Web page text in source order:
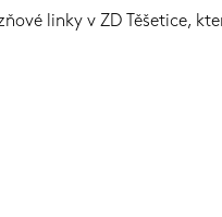
linky v ZD Těšetice,